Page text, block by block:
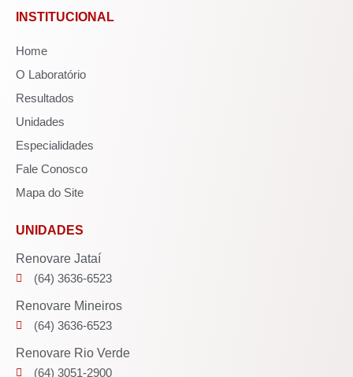
INSTITUCIONAL
Home
O Laboratório
Resultados
Unidades
Especialidades
Fale Conosco
Mapa do Site
UNIDADES
Renovare Jataí
(64) 3636-6523
Renovare Mineiros
(64) 3636-6523
Renovare Rio Verde
(64) 3051-2900